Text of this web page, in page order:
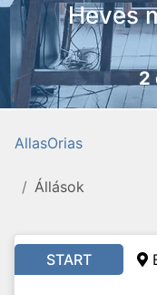
Heves
2
AllasOrias
Állások
START